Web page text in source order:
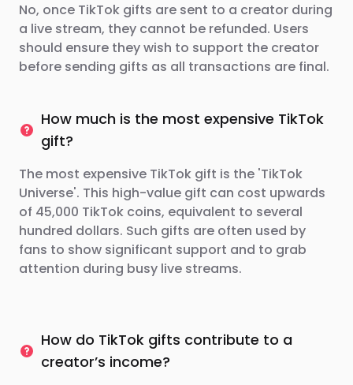
No, once TikTok gifts are sent to a creator during
a live stream, they cannot be refunded. Users
should ensure they wish to support the creator
before sending gifts as all transactions are final.
How much is the most expensive TikTok
gift?
The most expensive TikTok gift is the 'TikTok
Universe'. This high-value gift can cost upwards
of 45,000 TikTok coins, equivalent to several
hundred dollars. Such gifts are often used by
fans to show significant support and to grab
attention during busy live streams.
How do TikTok gifts contribute to a
creator’s income?